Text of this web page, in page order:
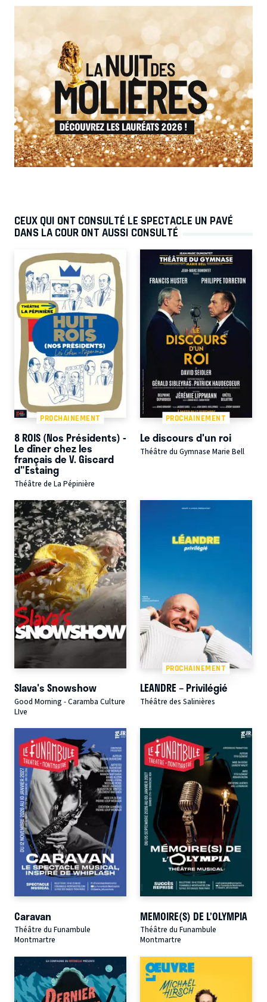
CEUX QUI ONT CONSULTÉ LE SPECTACLE UN PAVÉ
DANS LA COUR ONT AUSSI CONSULTÉ
PROCHAINEMENT
8 ROIS (Nos Présidents) -
Le dîner chez les
français de V. Giscard
d"Estaing
Théâtre de La Pépinière
PROCHAINEMENT
Le discours d'un roi
Théâtre du Gymnase Marie Bell
Slava's Snowshow
Good Morning - Caramba Culture
LIve
PROCHAINEMENT
LEANDRE – Privilégié
Théâtre des Salinières
Caravan
Théâtre du Funambule
Montmartre
MEMOIRE(S) DE L’OLYMPIA
Théâtre du Funambule
Montmartre